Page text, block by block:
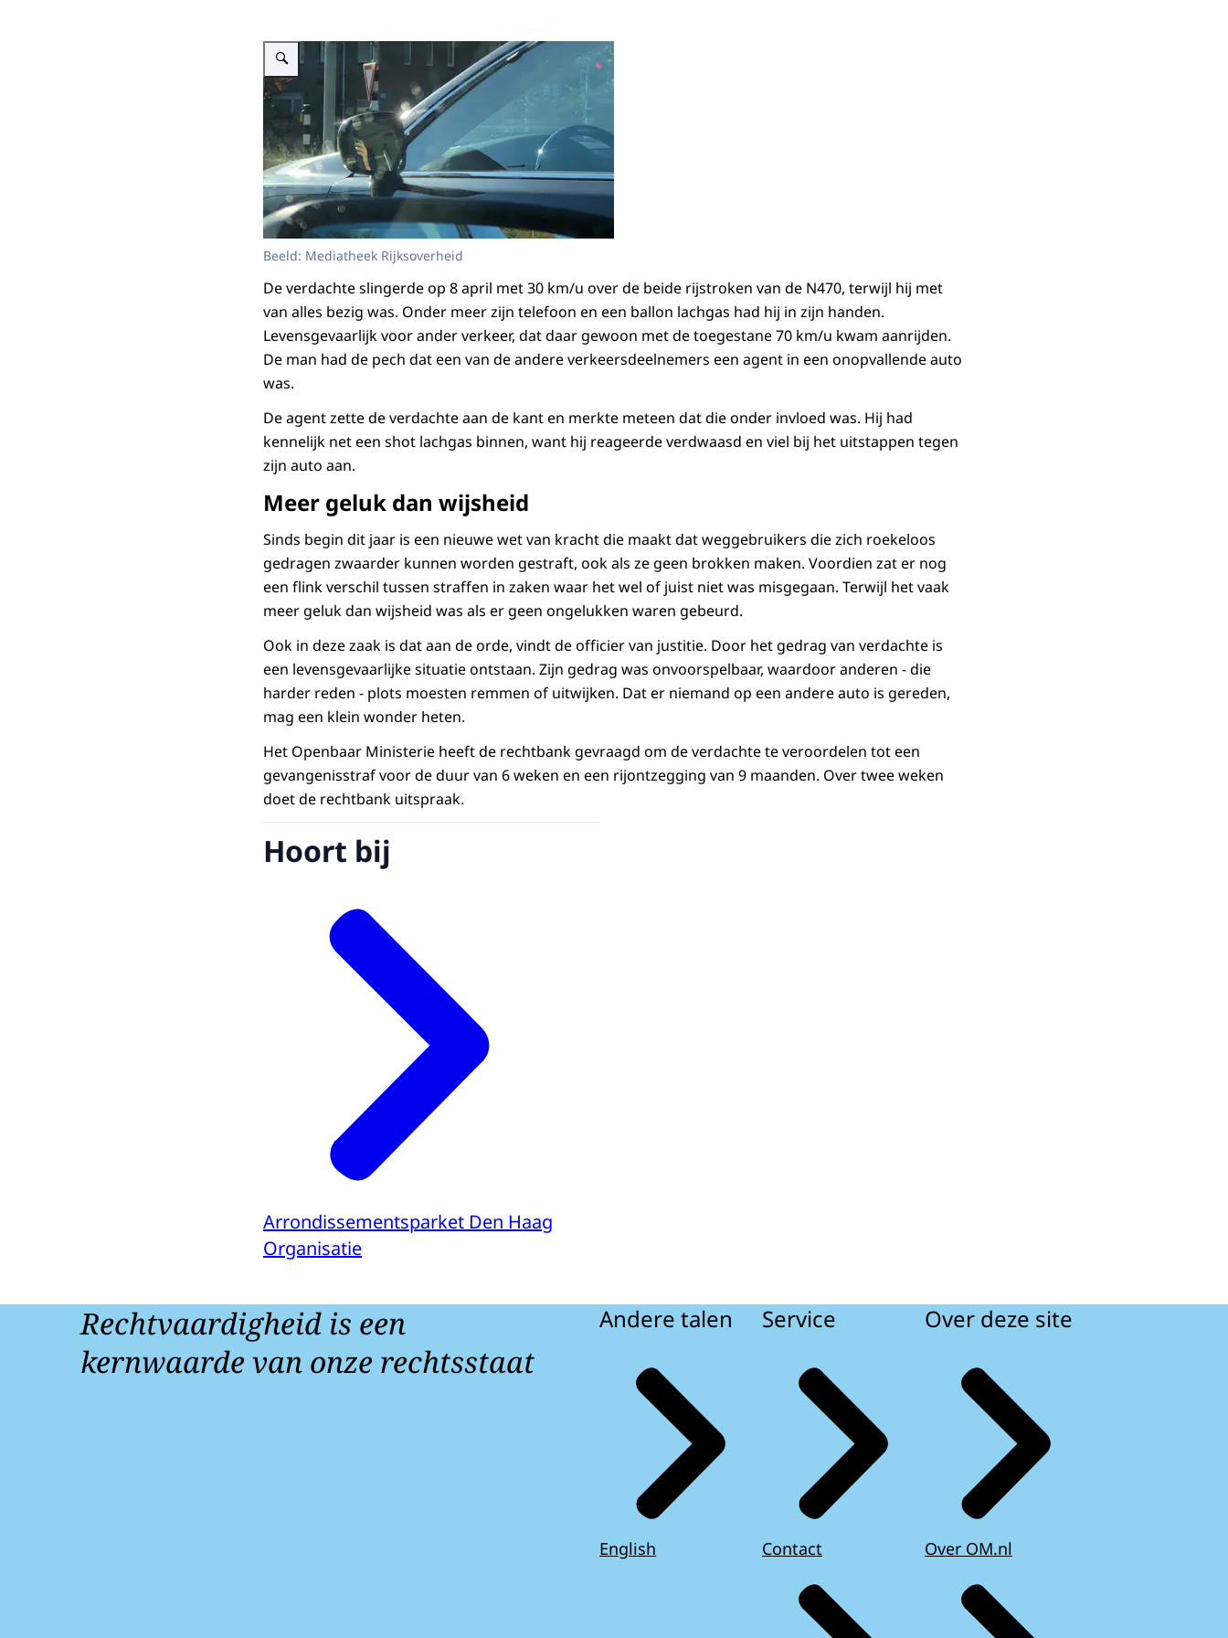
Vergroot afbeelding alt=""
Beeld: Mediatheek Rijksoverheid
De verdachte slingerde op 8 april met 30 km/u over de beide rijstroken van de N470, terwijl hij met
van alles bezig was. Onder meer zijn telefoon en een ballon lachgas had hij in zijn handen.
Levensgevaarlijk voor ander verkeer, dat daar gewoon met de toegestane 70 km/u kwam aanrijden.
De man had de pech dat een van de andere verkeersdeelnemers een agent in een onopvallende auto
was.
De agent zette de verdachte aan de kant en merkte meteen dat die onder invloed was. Hij had
kennelijk net een shot lachgas binnen, want hij reageerde verdwaasd en viel bij het uitstappen tegen
zijn auto aan.
Meer geluk dan wijsheid
Sinds begin dit jaar is een nieuwe wet van kracht die maakt dat weggebruikers die zich roekeloos
gedragen zwaarder kunnen worden gestraft, ook als ze geen brokken maken. Voordien zat er nog
een flink verschil tussen straffen in zaken waar het wel of juist niet was misgegaan. Terwijl het vaak
meer geluk dan wijsheid was als er geen ongelukken waren gebeurd.
Ook in deze zaak is dat aan de orde, vindt de officier van justitie. Door het gedrag van verdachte is
een levensgevaarlijke situatie ontstaan. Zijn gedrag was onvoorspelbaar, waardoor anderen - die
harder reden - plots moesten remmen of uitwijken. Dat er niemand op een andere auto is gereden,
mag een klein wonder heten.
Het Openbaar Ministerie heeft de rechtbank gevraagd om de verdachte te veroordelen tot een
gevangenisstraf voor de duur van 6 weken en een rijontzegging van 9 maanden. Over twee weken
doet de rechtbank uitspraak.
Hoort bij
Arrondissementsparket Den Haag
Organisatie
Rechtvaardigheid is een
kernwaarde van onze rechtsstaat
Andere talen
English
Service
Contact
Over deze site
Over OM.nl